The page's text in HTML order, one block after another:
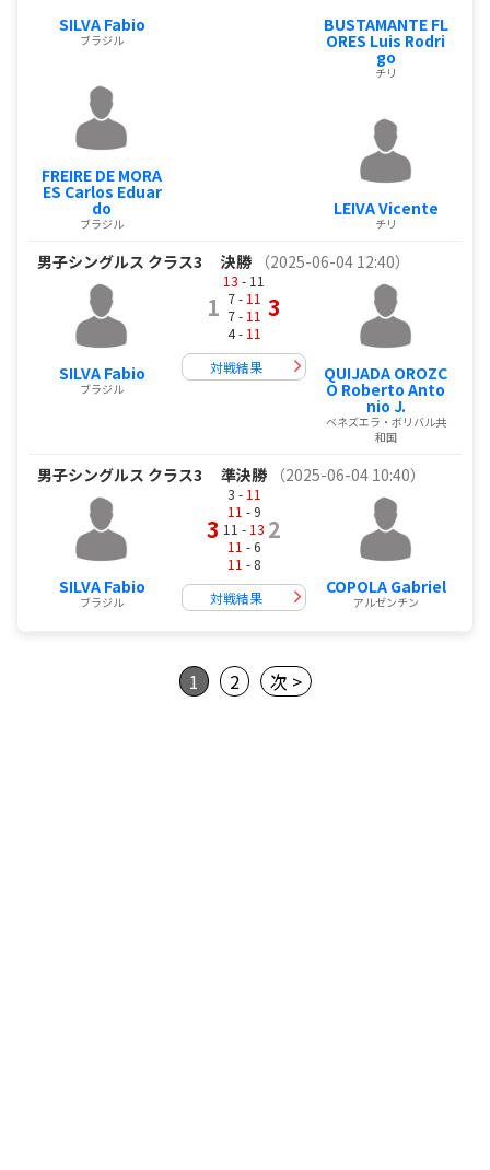
SILVA Fabio
ブラジル
FREIRE DE MORA
ES Carlos Eduar
do
ブラジル
BUSTAMANTE FL
ORES Luis Rodri
go
チリ
LEIVA Vicente
チリ
男子シングルス クラス3 決勝 （2025-06-04 12:40）
SILVA Fabio
ブラジル
1
13 - 11
7 - 11
7 - 11
4 - 11
3
対戦結果 QUIJADA OROZC
O Roberto Anto
nio J.
ベネズエラ・ボリバル共
和国
男子シングルス クラス3 準決勝 （2025-06-04 10:40）
SILVA Fabio
ブラジル
3
3 - 11
11 - 9
11 - 13
11 - 6
11 - 8
2
対戦結果
COPOLA Gabriel
アルゼンチン
1 2 次 >